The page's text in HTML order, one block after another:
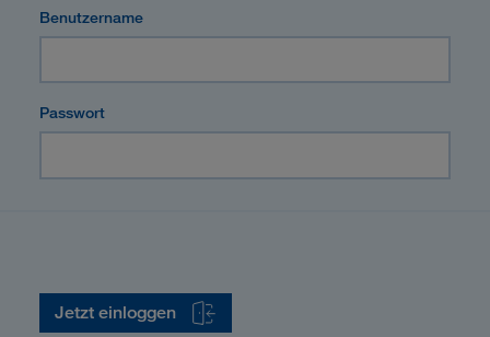
Benutzername
Passwort
Jetzt einloggen